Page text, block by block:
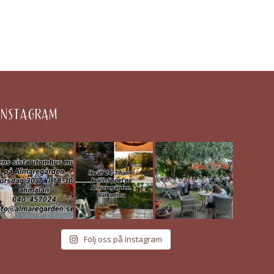
Följ oss på Instagram